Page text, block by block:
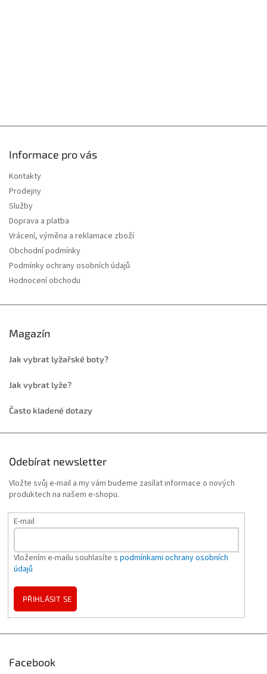
Informace pro vás
Kontakty
Prodejny
Služby
Doprava a platba
Vrácení, výměna a reklamace zboží
Obchodní podmínky
Podmínky ochrany osobních údajů
Hodnocení obchodu
Magazín
Jak vybrat lyžařské boty?
Jak vybrat lyže?
Často kladené dotazy
Odebírat newsletter
Vložte svůj e-mail a my vám budeme zasílat informace o nových
produktech na našem e-shopu.
E-mail
Vložením e-mailu souhlasíte s podmínkami ochrany osobních
údajů
PŘIHLÁSIT SE
Facebook